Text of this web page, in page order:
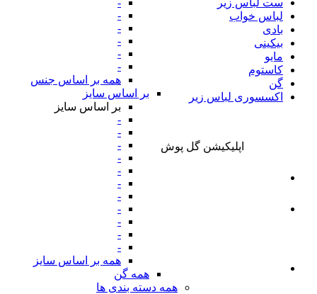
-
-
-
-
-
-
همه بر اساس جنس
بر اساس سایز
بر اساس سایز
-
-
-
-
-
-
-
-
-
-
-
همه بر اساس سایز
همه گن
همه دسته بندی ها
ست لباس زیر
لباس خواب
بادی
بیکینی
مایو
کاستوم
گن
اکسسوری لباس زیر
اپلیکیشن گل پوش